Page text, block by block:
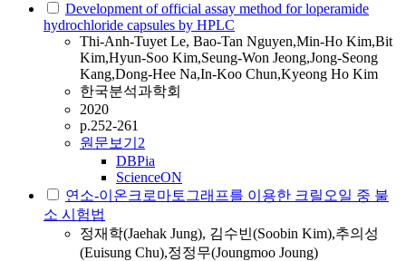
Development of official assay method for loperamide
hydrochloride capsules by HPLC
Thi-Anh-Tuyet Le, Bao-Tan Nguyen,Min-Ho Kim,Bit
Kim,Hyun-Soo Kim,Seung-Won Jeong,Jong-Seong
Kang,Dong-Hee Na,In-Koo Chun,Kyeong Ho Kim
한국분석과학회
2020
p.252-261
원문보기 2
DBPia
ScienceON
연소-이온크로마토그래프를 이용한 크릴오일 중 불
소 시험법
정재학(Jaehak Jung), 김수빈(Soobin Kim),추의성
(Euisung Chu),정정무(Joungmoo Joung)